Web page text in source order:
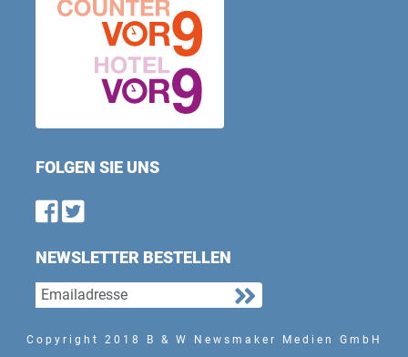
FOLGEN SIE UNS
Find us on Facebook
Follow us on Twitter
NEWSLETTER BESTELLEN
Copyright 2018 B & W Newsmaker Medien GmbH